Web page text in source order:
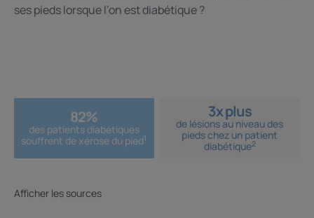
ses pieds lorsque l’on est diabétique ?
82%
des patients diabétiques
souffrent de xérose du pied1
3x plus
de lésions au niveau des
pieds chez un patient
diabétique2
Afficher les sources